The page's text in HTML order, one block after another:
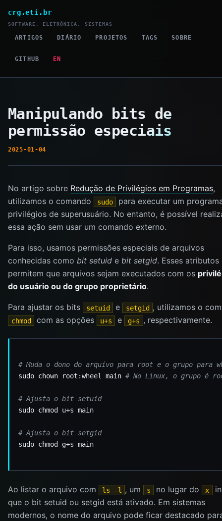
crg.eti.br
SOFTWARE, ELETRÔNICA, SISTEMAS
ARTIGOS DIÁRIO PROJETOS TAGS SOBRE
GITHUB EN
Manipulando bits de
permissão especiais
2025-01-04
No artigo sobre Redução de Privilégios em Programas,
utilizamos o comando
sudo
para executar um
privilégios de superusuário. No entanto, é possível
essa ação sem usar um comando externo.
Para isso, usamos permissões especiais de arquivos
conhecidas como bit setuid e bit setgid. Esses atributos
permitem que arquivos sejam executados com os
do usuário ou do grupo proprietário.
Para ajustar os bits setuid e setgid , utilizamos o
chmod com as opções u+s e g+s , respectivamente.
# Muda o dono do arquivo para root e o grupo para
sudo chown root:wheel main # No Linux, o grupo é
# Ajusta o bit setuid
sudo chmod u+s main
# Ajusta o bit setgid
sudo chmod g+s main
Ao listar o arquivo com ls -l , um s no lugar do x
que o bit setuid ou setgid está ativado. Em sistemas
modernos, o nome do arquivo pode ficar destacado